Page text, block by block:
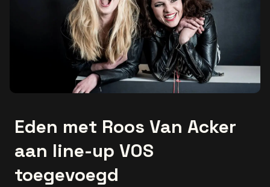
Eden met Roos Van Acker
aan line-up VOS
toegevoegd